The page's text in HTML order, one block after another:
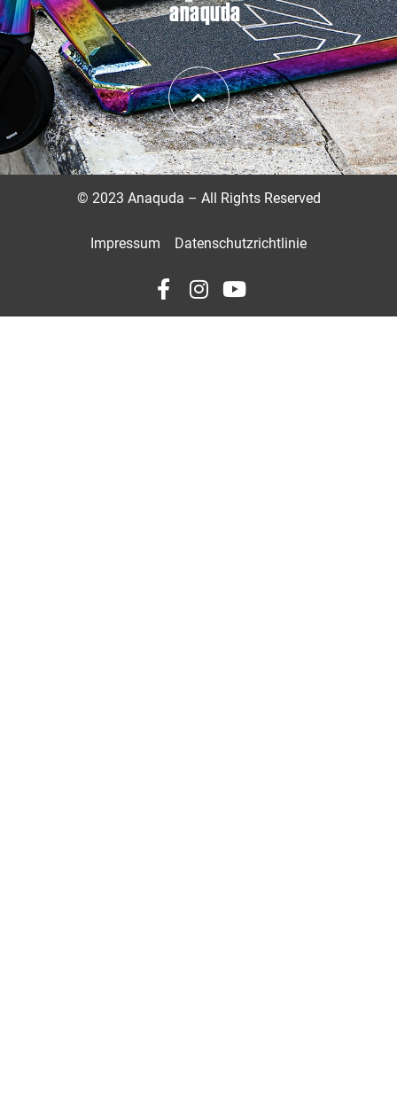
anaquda
© 2023 Anaquda – All Rights Reserved
Impressum Datenschutzrichtlinie